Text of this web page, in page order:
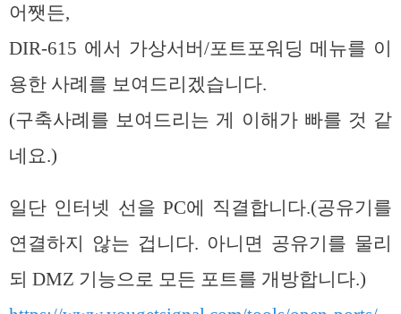
어쨋든,
DIR-615 에서 가상서버/포트포워딩 메뉴를 이
용한 사례를 보여드리겠습니다.
(구축사례를 보여드리는 게 이해가 빠를 것 같
네요.)
일단 인터넷 선을 PC에 직결합니다.(공유기를
연결하지 않는 겁니다. 아니면 공유기를 물리
되 DMZ 기능으로 모든 포트를 개방합니다.)